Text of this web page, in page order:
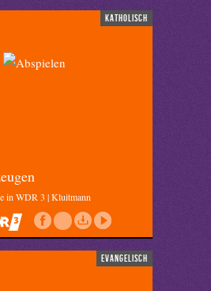
katholisch
in WDR 3 | Kluitmann
evangelisch